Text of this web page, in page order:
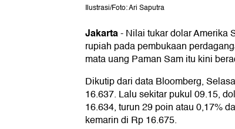
Ilustrasi/Foto: Ari Saputra
Jakarta-Nilai tukar dolar Amerika
rupiah pada pembukaan
mata uang Paman Sam itu kini
Dikutip dari data Bloomberg,
16.637. Lalu sekitar pukul 09.15,
16.634, turun 29 poin atau 0,17%
kemarin di Rp 16.675.